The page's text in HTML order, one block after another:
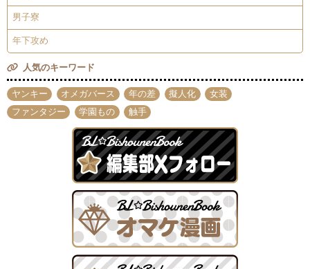
男子寮
年下攻め
人気のキーワード
ヤンキー オメガバース 年の差 擬人化
女装
ファンタジー
学園もの 触手